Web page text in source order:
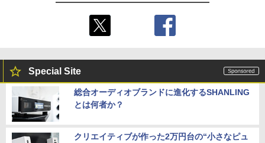
Special Site
総合オーディオブランドに進化するSHANLING
とは何者か？
クリエイティブが作った2万円台の“小さなピュ